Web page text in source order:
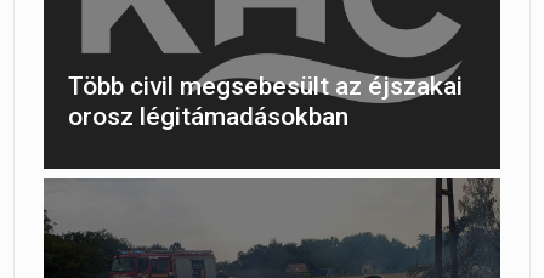
Több civil megsebesült az éjszakai
orosz légitámadásokban